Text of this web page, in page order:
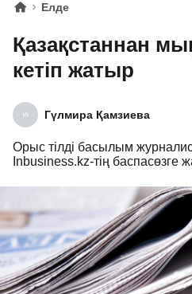
Елде
Қазақстаннан
кетіп жатыр
Гүлмира Қамзиева
Орыс тілді басылым
Inbusiness.kz-тің баспасөзге